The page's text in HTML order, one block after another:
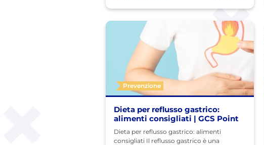
Prevenzione
Dieta per reflusso gastrico:
alimenti consigliati | GCS Point
Dieta per reflusso gastrico: alimenti
consigliati Il reflusso gastrico è una